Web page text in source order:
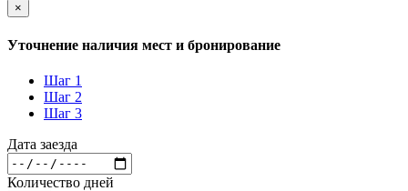
×
Уточнение наличия мест и бронирование
Шаг 1
Шаг 2
Шаг 3
Дата заезда
Количество дней